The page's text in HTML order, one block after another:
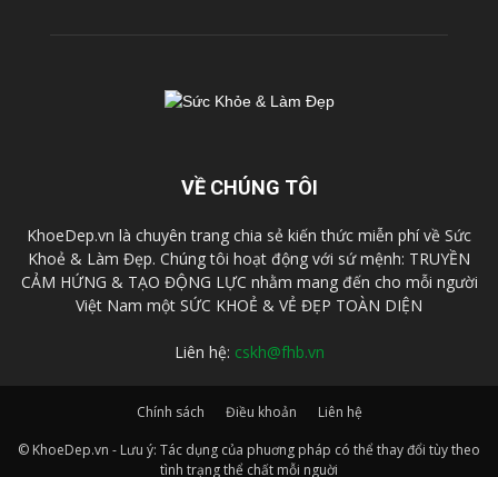
VỀ CHÚNG TÔI
KhoeDep.vn là chuyên trang chia sẻ kiến thức miễn phí về Sức
Khoẻ & Làm Đẹp. Chúng tôi hoạt động với sứ mệnh: TRUYỀN
CẢM HỨNG & TẠO ĐỘNG LỰC nhằm mang đến cho mỗi người
Việt Nam một SỨC KHOẺ & VẺ ĐẸP TOÀN DIỆN
Liên hệ: cskh@fhb.vn
Chính sách Điều khoản
Liên hệ
© KhoeDep.vn - Lưu ý: Tác dụng của phuơng pháp có thể thay đổi tùy theo
tình trạng thể chất mỗi nguời